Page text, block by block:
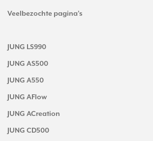
Veelbezochte pagina's
JUNG LS990
JUNG AS500
JUNG A550
JUNG AFlow
JUNG ACreation
JUNG CD500